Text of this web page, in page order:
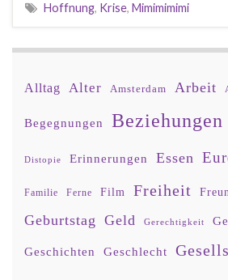
Hoffnung, Krise, Mimimimimi
Alltag Alter Amsterdam Arbeit
Begegnungen Beziehungen
Distopie Erinnerungen Essen
Familie Ferne Film Freiheit
Geburtstag Geld Gerechtigkeit
Geschichten Geschlecht